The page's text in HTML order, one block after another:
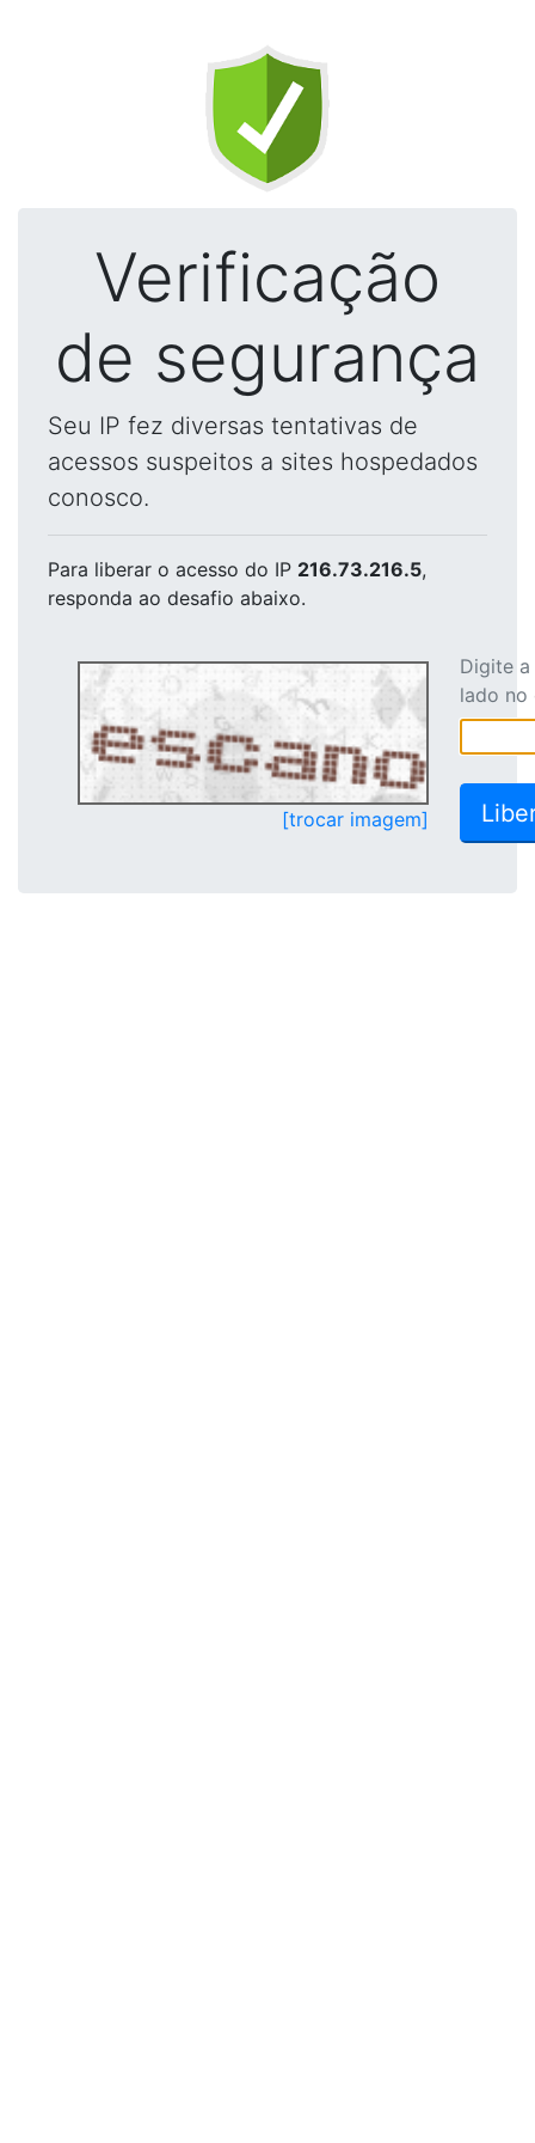
Verificação
de segurança
Seu IP fez diversas tentativas de
acessos suspeitos a sites hospedados
conosco.
Para liberar o acesso do IP 216.73.216.5,
responda ao desafio abaixo.
[trocar imagem]
Digite
lado no